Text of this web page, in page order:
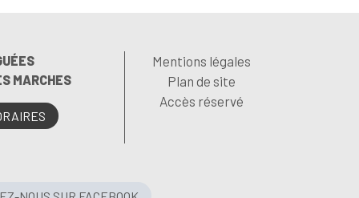
MARCHES
Mentions légales
Plan de site
Accès réservé